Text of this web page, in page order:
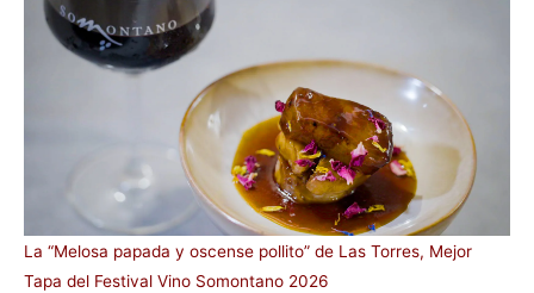
La “Melosa papada y oscense pollito” de Las Torres, Mejor
Tapa del Festival Vino Somontano 2026